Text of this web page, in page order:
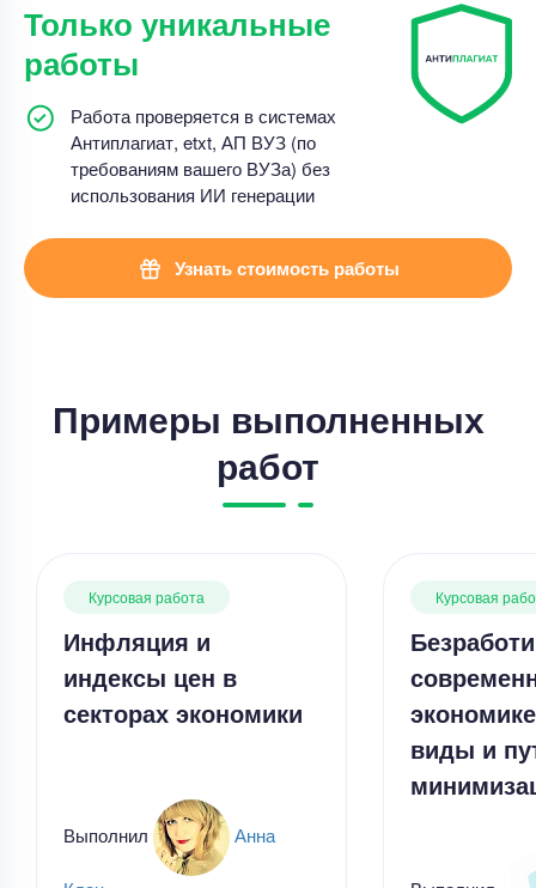
Только уникальные
работы
Работа проверяется в системах
Антиплагиат, etxt, АП ВУЗ (по
требованиям вашего ВУЗа) без
использования ИИ генерации
Узнать стоимость работы
Примеры выполненных
работ
Курсовая работа
Инфляция и
индексы цен в
секторах экономики
Выполнил Анна
Курсовая
виды и
5600 ₽
в автомобиле
Уникальность50%
Срок выполнения8 дней
Курсовая работа